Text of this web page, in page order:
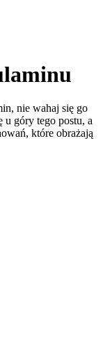
nie wahaj się go
góry tego postu, a
które obrażają